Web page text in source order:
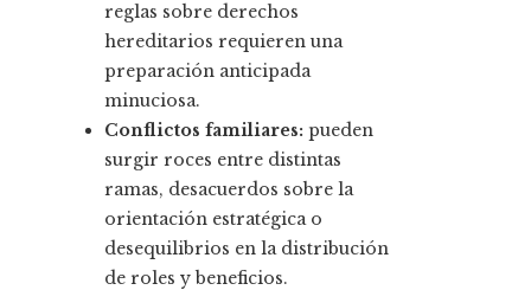
reglas sobre derechos
hereditarios requieren una
preparación anticipada
minuciosa.
Conflictos familiares: pueden
surgir roces entre distintas
ramas, desacuerdos sobre la
orientación estratégica o
desequilibrios en la distribución
de roles y beneficios.